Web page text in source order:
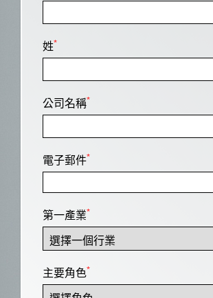
姓*
公司名稱*
電子郵件*
第一產業*
主要角色*